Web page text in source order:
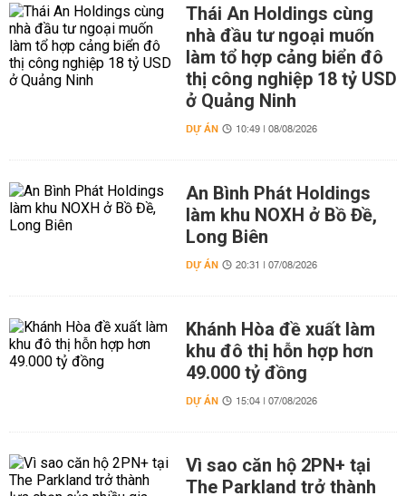
Thái An Holdings cùng
nhà đầu tư ngoại muốn
làm tổ hợp cảng biển đô
thị công nghiệp 18 tỷ USD
ở Quảng Ninh
DỰ ÁN 10:49 | 08/08/2026
An Bình Phát Holdings
làm khu NOXH ở Bồ Đề,
Long Biên
DỰ ÁN 20:31 | 07/08/2026
Khánh Hòa đề xuất làm
khu đô thị hỗn hợp hơn
49.000 tỷ đồng
DỰ ÁN 15:04 | 07/08/2026
Vì sao căn hộ 2PN+ tại
The Parkland trở thành